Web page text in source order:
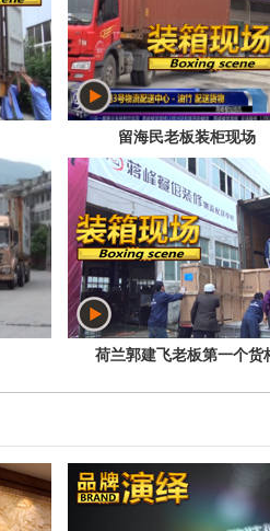
留海民老板装柜现场
荷兰郭建飞老板第一个货